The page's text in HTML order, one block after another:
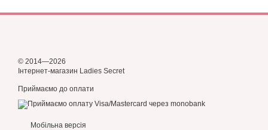
© 2014—2026
Інтернет-магазин Ladies Secret
Приймаємо до оплати
Мобільна версія